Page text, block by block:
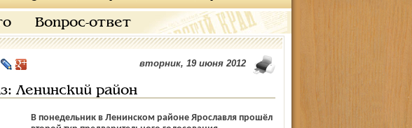
Вопрос-ответ
вторник, 19 июня 2012
Ленинский район
В понедельник в Ленинском районе Ярославля прошёл